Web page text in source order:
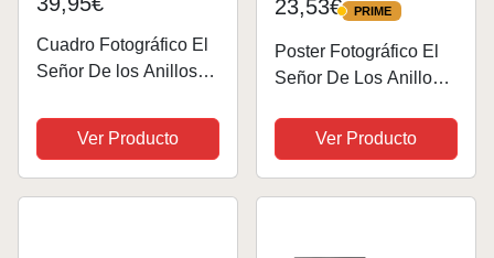
Cuadro Fotográfico El
Señor De los Anillos
cm XXL
Ver Producto
23,53€ PRIME
PRIME
Poster Fotográfico El
Señor De Los Anillos
cm XXLVer Producto